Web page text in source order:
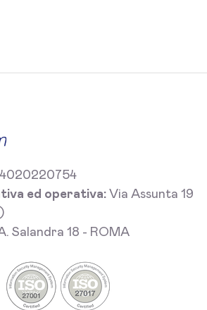
ed operativa: Via Assunta 19
Salandra 18 - ROMA